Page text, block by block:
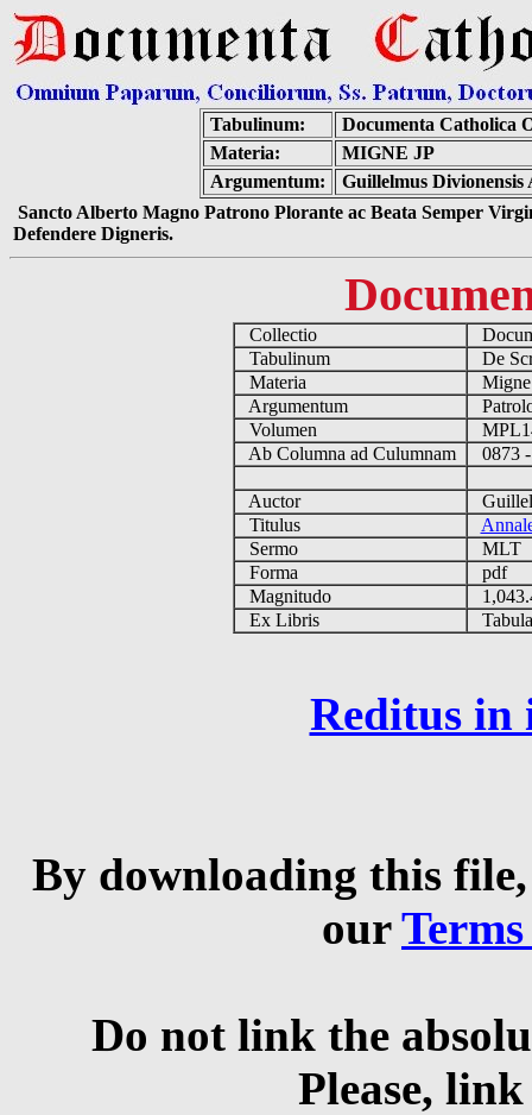
Tabulinum:
Documenta Catholica
Materia:
MIGNE JP
Argumentum:
Guillelmus
Sancto Alberto Magno Patrono Plorante ac Beata Semper
Defendere Digneris.
Collectio
Tabulinum
De
Materia
Argumentum
Volumen
Ab Columna ad Culumnam
0873
Auctor
Titulus
Sermo
MLT
Forma
pdf
Magnitudo
Ex Libris
Reditus in
By downloading this
our
Do not link the
Please,